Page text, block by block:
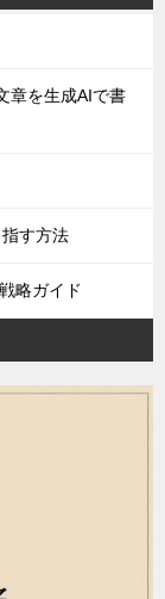
章を生成AIで書
す方法
略ガイド